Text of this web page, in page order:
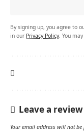
By signing up, you agree to
in our Privacy Policy. You
Leave a review
Your email address will not be